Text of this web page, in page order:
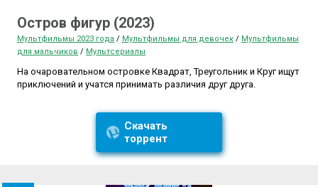
Остров фигур (2023)
Мультфильмы 2023 года / Мультфильмы для девочек / Мультфильмы
для мальчиков / Мультсериалы
На очаровательном островке Квадрат, Треугольник и Круг ищут
приключений и учатся принимать различия друг друга.
Скачать
торрент